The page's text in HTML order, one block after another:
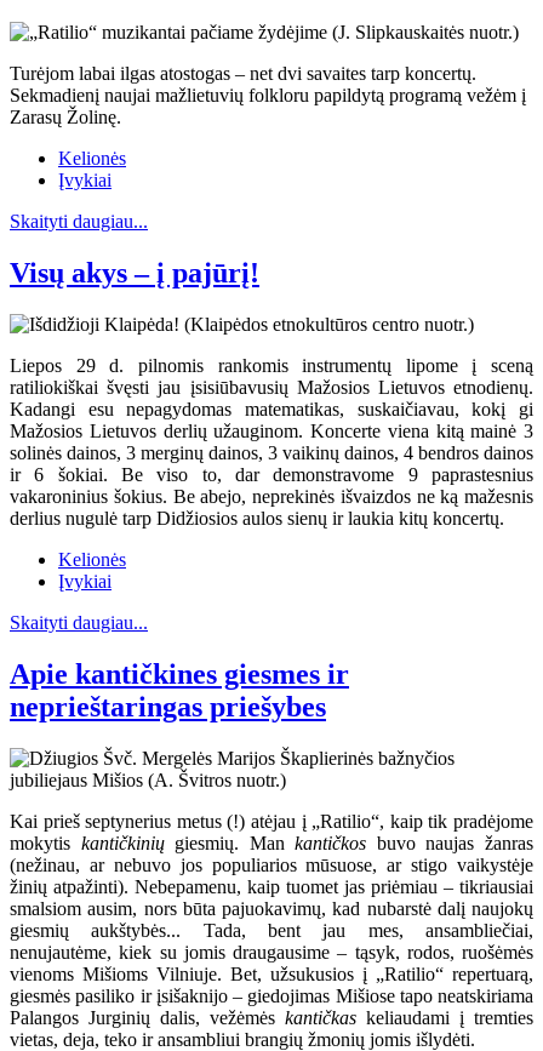
Turėjom labai ilgas atostogas – net dvi savaites tarp koncertų.
Sekmadienį naujai mažlietuvių folkloru papildytą programą vežėm į
Zarasų Žolinę.
Kelionės
Įvykiai
Skaityti daugiau...
Visų akys – į pajūrį!
Liepos 29 d. pilnomis rankomis instrumentų lipome į sceną
ratiliokiškai švęsti jau įsisiūbavusių Mažosios Lietuvos etnodienų.
Kadangi esu nepagydomas matematikas, suskaičiavau, kokį gi
Mažosios Lietuvos derlių užauginom. Koncerte viena kitą mainė 3
solinės dainos, 3 merginų dainos, 3 vaikinų dainos, 4 bendros dainos
ir 6 šokiai. Be viso to, dar demonstravome 9 paprastesnius
vakaroninius šokius. Be abejo, neprekinės išvaizdos ne ką mažesnis
derlius nugulė tarp Didžiosios aulos sienų ir laukia kitų koncertų.
Kelionės
Įvykiai
Skaityti daugiau...
Apie kantičkines giesmes ir
neprieštaringas priešybes
Kai prieš septynerius metus (!) atėjau į „Ratilio“, kaip tik pradėjome
mokytis kantičkiniųgiesmių. Mankantičkos buvo naujas žanras
(nežinau, ar nebuvo jos populiarios mūsuose, ar stigo vaikystėje
žinių atpažinti). Nebepamenu, kaip tuomet jas priėmiau – tikriausiai
smalsiom ausim, nors būta pajuokavimų, kad nubarstė dalį naujokų
giesmių aukštybės... Tada, bent jau mes, ansambliečiai,
nenujautėme, kiek su jomis draugausime – tąsyk, rodos, ruošėmės
vienoms Mišioms Vilniuje. Bet, užsukusios į „Ratilio“ repertuarą,
giesmės pasiliko ir įsišaknijo – giedojimas Mišiose tapo neatskiriama
Palangos Jurginių dalis, vežėmės kantičkas keliaudami į tremties
vietas, deja, teko ir ansambliui brangių žmonių jomis išlydėti.